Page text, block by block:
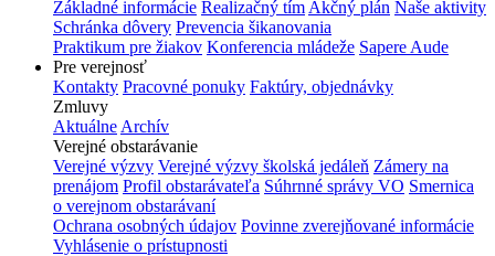
Základné informácie Realizačný tím Akčný plán Naše aktivity
Schránka dôvery Prevencia šikanovania
Praktikum pre žiakov Konferencia mládeže Sapere Aude
Pre verejnosť
Kontakty Pracovné ponuky Faktúry, objednávky
Zmluvy
Aktuálne Archív
Verejné obstarávanie
Verejné výzvy Verejné výzvy školská jedáleň Zámery na
prenájom Profil obstarávateľa Súhrnné správy VO Smernica
o verejnom obstarávaní
Ochrana osobných údajov Povinne zverejňované informácie
Vyhlásenie o prístupnosti